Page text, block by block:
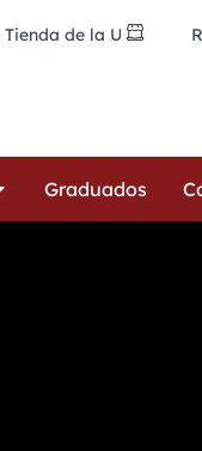
Tienda de la U
Estudiantes
Graduados